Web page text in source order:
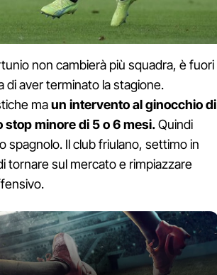
non cambierà più squadra, è fuori
aver terminato la stagione.
maun intervento al ginocchio di
minore di 5 o 6 mesi.Quindi
spagnolo. Il club friulano, settimo in
tornare sul mercato e rimpiazzare